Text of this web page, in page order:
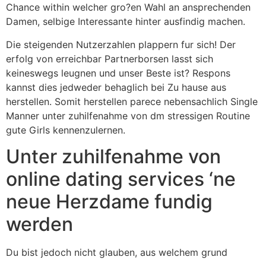
Chance within welcher gro?en Wahl an ansprechenden
Damen, selbige Interessante hinter ausfindig machen.
Die steigenden Nutzerzahlen plappern fur sich! Der
erfolg von erreichbar Partnerborsen lasst sich
keineswegs leugnen und unser Beste ist? Respons
kannst dies jedweder behaglich bei Zu hause aus
herstellen. Somit herstellen parece nebensachlich Single
Manner unter zuhilfenahme von dm stressigen Routine
gute Girls kennenzulernen.
Unter zuhilfenahme von
online dating services ‘ne
neue Herzdame fundig
werden
Du bist jedoch nicht glauben, aus welchem grund